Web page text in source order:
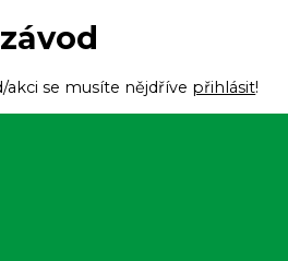
akci se musíte nějdříve přihlásit!